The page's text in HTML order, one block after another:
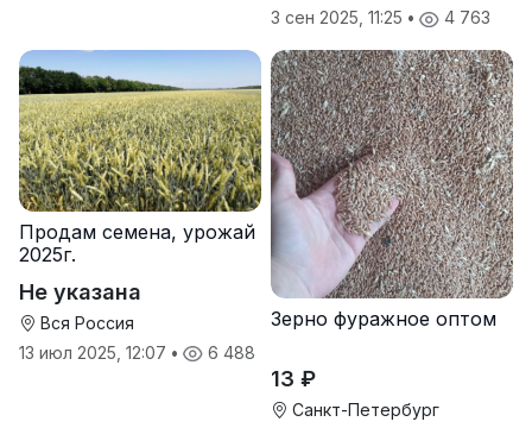
3 сен 2025, 11:25 • 4 763
Продам семена, урожай
2025г.
Не указана
Вся Россия
13 июл 2025, 12:07 • 6 488
Зерно фуражное оптом
13 ₽
Санкт-Петербург